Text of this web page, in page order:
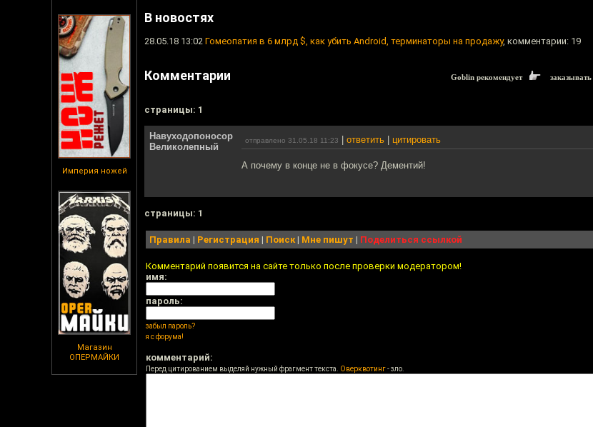
Империя ножей
Магазин
ОПЕРМАЙКИ
В новостях
28.05.18 13:02 Гомеопатия в 6 млрд $, как убить Android, терминаторы на продажу, комментарии: 19
Комментарии Goblin рекомендует заказывать
cтраницы: 1
Навуходопоносор
Великолепный
отправлено 31.05.18 11:23 ответить цитировать
А почему в конце не в фокусе? Дементий!
cтраницы: 1
Правила | Регистрация | Поиск| Мне пишут | Поделиться ссылкой
Комментарий появится на сайте только после проверки модератором!
имя:
пароль:
забыл пароль?
я с форума!
комментарий:
Перед цитированием выделяй нужный фрагмент текста. Оверквотинг- зло.